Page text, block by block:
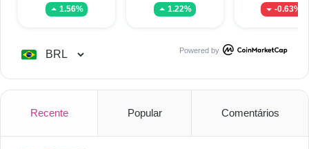
1.56% 1.22% -0.63%
Powered by
Recente Popular Comentários